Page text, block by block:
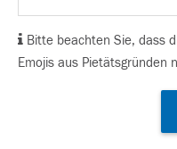
Bitte beachten Sie, dass
Emojis aus Pietätsgründen